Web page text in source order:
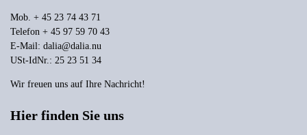
Mob. + 45 23 74 43 71
Telefon + 45 97 59 70 43
E-Mail: dalia@dalia.nu
USt-IdNr.: 25 23 51 34
Wir freuen uns auf Ihre Nachricht!
Hier finden Sie uns